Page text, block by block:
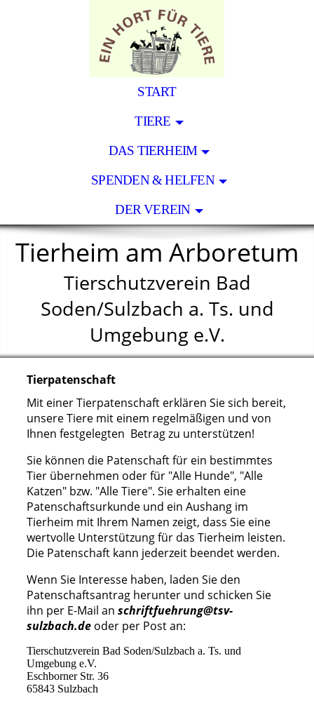
START
TIERE
DAS TIERHEIM
SPENDEN & HELFEN
DER VEREIN
Tierheim am Arboretum
Tierschutzverein Bad
Soden/Sulzbach a. Ts. und
Umgebung e.V.
Tierpatenschaft
Mit einer Tierpatenschaft erklären Sie sich bereit,
unsere Tiere mit einem regelmäßigen und von
Ihnen festgelegten Betrag zu unterstützen!
Sie können die Patenschaft für ein bestimmtes
Tier übernehmen oder für "Alle Hunde", "Alle
Katzen" bzw. "Alle Tiere". Sie erhalten eine
Patenschaftsurkunde und ein Aushang im
Tierheim mit Ihrem Namen zeigt, dass Sie eine
wertvolle Unterstützung für das Tierheim leisten.
Die Patenschaft kann jederzeit beendet werden.
Wenn Sie Interesse haben, laden Sie den
Patenschaftsantrag herunter und schicken Sie
ihn per E-Mail an schriftfuehrung@tsv-
sulzbach.deoder per Post an:
Tierschutzverein Bad Soden/Sulzbach a. Ts. und
Umgebung e.V.
Eschborner Str. 36
65843 Sulzbach